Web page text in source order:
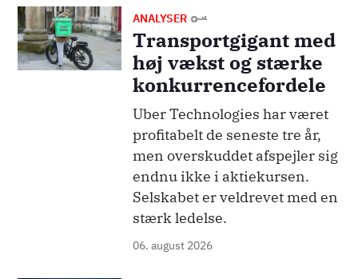
Billede ANALYSER
Transportgigant med
høj vækst og stærke
konkurrencefordele
Uber Technologies har været
profitabelt de seneste tre år,
men overskuddet afspejler sig
endnu ikke i aktiekursen.
Selskabet er veldrevet med en
stærk ledelse.
06. august 2026